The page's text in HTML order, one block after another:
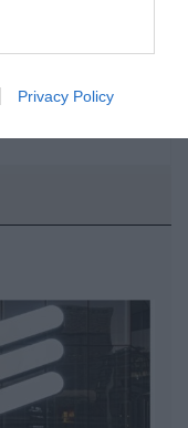
Privacy Policy
Hazte
Mareta: